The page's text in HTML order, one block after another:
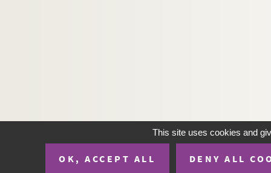
This site uses cookies and
OK, ACCEPT ALL DENY ALL